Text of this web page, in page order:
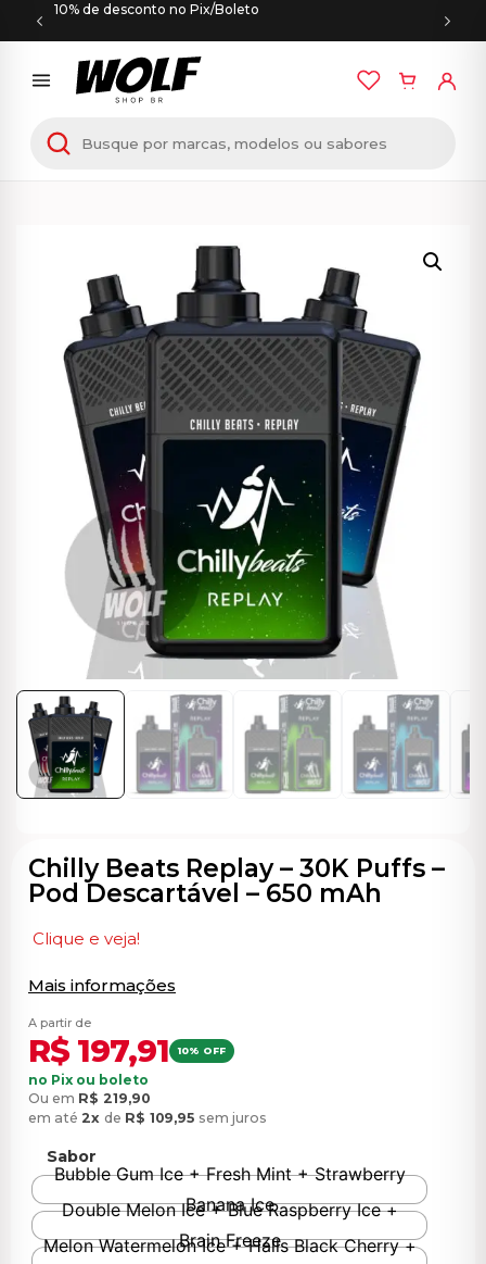
10% de desconto no Pix/Boleto
Início/ PODS DESCARTÁVEIS/ Chilly Beats Replay –
Chilly Beats Replay – 30K Puffs –
Pod Descartável – 650 mAh
Clique e veja!
Mais informações
A partir de
R$197,91 10% OFF
no Pix ou boleto
Ou em R$ 219,90
em até 2x de R$ 109,95 sem juros
Sabor
Bubble Gum Ice + Fresh Mint + Strawberry
Banana Ice
Double Melon Ice + Blue Raspberry Ice +
Brain Freeze
Melon Watermelon Ice + Halls Black Cherry +